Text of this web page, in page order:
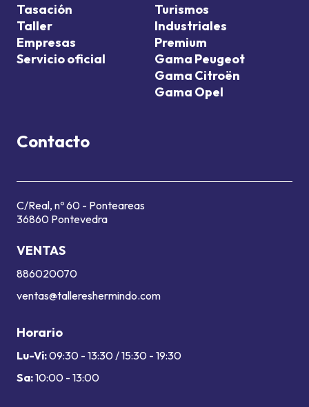
Tasación
Taller
Empresas
Servicio oficial
Turismos
Industriales
Premium
Gama Peugeot
Gama Citroën
Gama Opel
Contacto
C/Real, nº 60 - Ponteareas
36860 Pontevedra
VENTAS
886020070
ventas@tallereshermindo.com
Horario
Lu-Vi:09:30 - 13:30 / 15:30 - 19:30
Sa:10:00 - 13:00